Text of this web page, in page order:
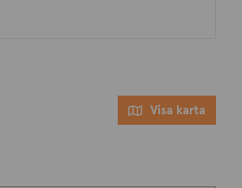
Visa karta